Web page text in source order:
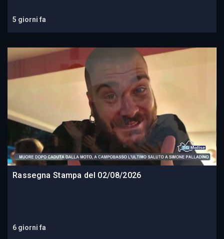
5 giorni fa
Rassegna Stampa del 02/08/2026
6 giorni fa